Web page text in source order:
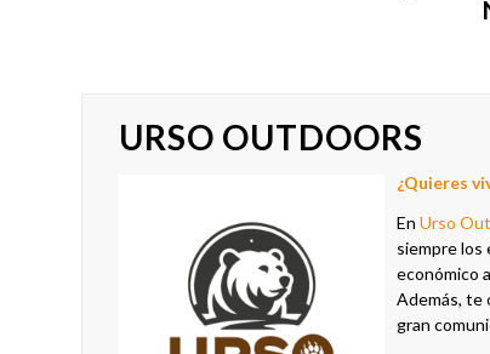
URSO OUTDOORS
¿Quieres
En Urso
siempre los
económico
Además, te
gran